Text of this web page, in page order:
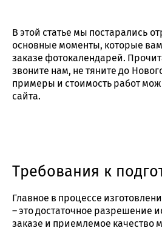
В этой статье мы постарались
основные моменты, которые
заказе фотокалендарей.
звоните нам, не тяните до
примеры и стоимость работ
сайта.
Требования к
Главное в процессе
– это достаточное разрешение
заказе и приемлемое качество